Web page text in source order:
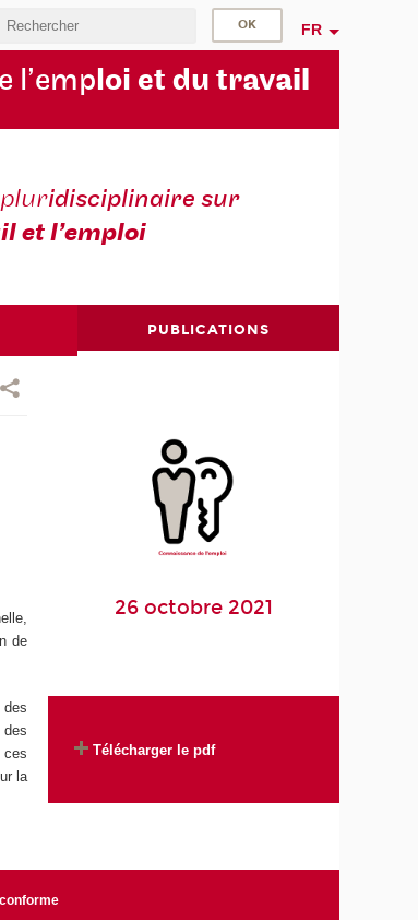
FR
l’emploi et du travail
idisciplinaire sur
et l’emploi
PUBLICATIONS
de
ces
la
26 octobre 2021
Télécharger le pdf